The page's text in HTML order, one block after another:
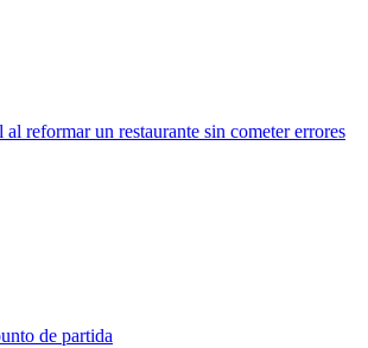
reformar un restaurante sin cometer errores
de partida